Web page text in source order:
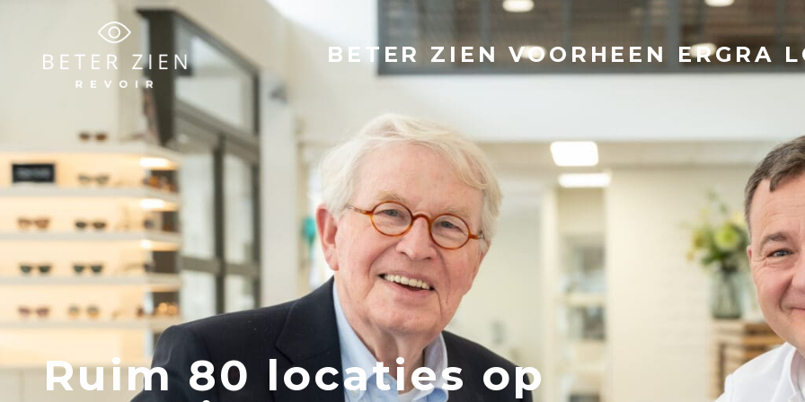
BETER ZIEN VOORHEEN ERGRA
Ruim 80 locaties op